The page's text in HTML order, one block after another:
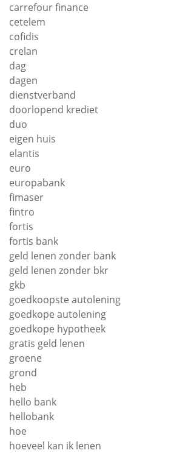
carrefour finance
cetelem
cofidis
crelan
dag
dagen
dienstverband
doorlopend krediet
duo
eigen huis
elantis
euro
europabank
fimaser
fintro
fortis
fortis bank
geld lenen zonder bank
geld lenen zonder bkr
gkb
goedkoopste autolening
goedkope autolening
goedkope hypotheek
gratis geld lenen
groene
grond
heb
hello bank
hellobank
hoe
hoeveel kan ik lenen